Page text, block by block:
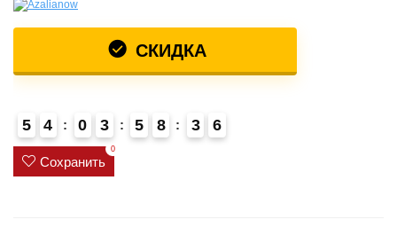
СКИДКА
5 4 0 3 5 8 3 6
Сохранить
0